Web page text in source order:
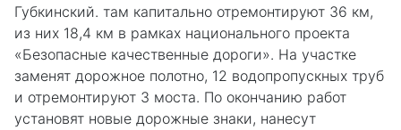
Губкинский. там капитально отремонтируют 36 км,
из них 18,4 км в рамках национального проекта
«Безопасные качественные дороги». На участке
заменят дорожное полотно, 12 водопропускных труб
и отремонтируют 3 моста. По окончанию работ
установят новые дорожные знаки, нанесут